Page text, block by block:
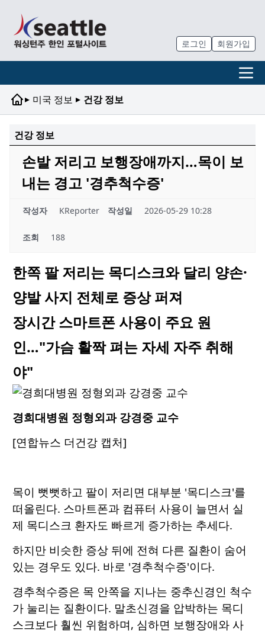
로그인 회원가입
▸ 미국 정보 ▸ 건강 정보
건강 정보
손발 저리고 보행장애까지…목이 보
내는 경고 '경추척수증'
작성자 KReporter 작성일 2026-05-29 10:28
조회 188
한쪽 팔 저리는 목디스크와 달리 양손·
양발 사지 전체로 증상 퍼져
장시간 스마트폰 사용이 주요 원
인…"가슴 활짝 펴는 자세 자주 취해
야"
경희대병원 정형외과 강경중 교수
[연합뉴스 더건강 캡처]
목이 뻣뻣하고 팔이 저리면 대부분 '목디스크'를
떠올린다. 스마트폰과 컴퓨터 사용이 늘면서 실
제 목디스크 환자도 빠르게 증가하는 추세다.
하지만 비슷한 증상 뒤에 전혀 다른 질환이 숨어
있는 경우도 있다. 바로 '경추척수증'이다.
경추척수증은 목 안쪽을 지나는 중추신경인 척수
가 눌리는 질환이다. 말초신경을 압박하는 목디
스크보다 훨씬 위험하며, 심하면 보행장애와 사